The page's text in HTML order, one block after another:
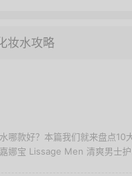
妆水攻略
哪款好？本篇我们就来盘点10
娜宝 Lissage Men 清爽男士